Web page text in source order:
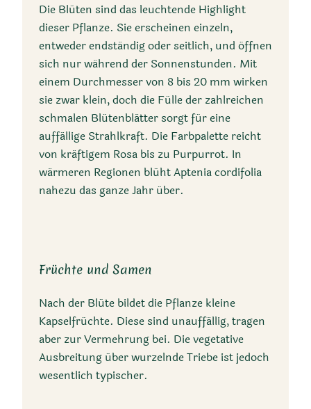
Synonyme
Mesembryanthemum
cordifolium, Aptenia
cordifolia (L.f.)
Schwantes, Litocarpus
cordifolius (L.f.) L. Bolus
Lebensraum
Östliche Küstenwüsten
Südafrikas, kultiviert in
Die Blüten sind das leuchtende Highlight
dieser Pflanze. Sie erscheinen einzeln,
entweder endständig oder seitlich, und öffnen
sich nur während der Sonnenstunden. Mit
einem Durchmesser von 8 bis 20 mm wirken
sie zwar klein, doch die Fülle der zahlreichen
schmalen Blütenblätter sorgt für eine
auffällige Strahlkraft. Die Farbpalette reicht
von kräftigem Rosa bis zu Purpurrot. In
wärmeren Regionen blüht Aptenia cordifolia
nahezu das ganze Jahr über.
Früchte und Samen
Nach der Blüte bildet die Pflanze kleine
Kapselfrüchte. Diese sind unauffällig, tragen
aber zur Vermehrung bei. Die vegetative
Ausbreitung über wurzelnde Triebe ist jedoch
wesentlich typischer.